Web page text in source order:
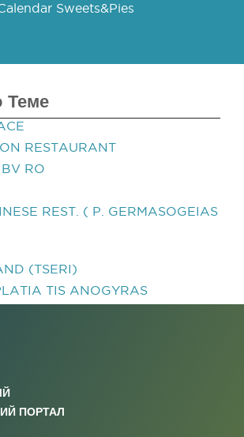
Sweets&Pies
Теме
RESTAURANT
RO
REST. ( P. GERMASOGEIAS
(TSERI)
TIS ANOGYRAS
ПОРТАЛ